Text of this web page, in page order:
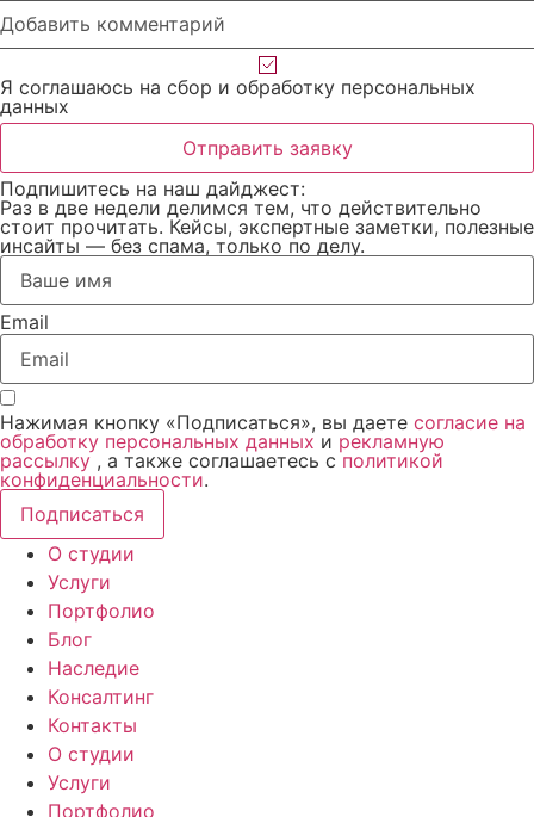
Я соглашаюсь на сбор и обработку персональных
данных
Отправить заявку
Подпишитесь на наш дайджест:
Раз в две недели делимся тем, что действительно
стоит прочитать. Кейсы, экспертные заметки, полезные
инсайты — без спама, только по делу.
Email
Нажимая кнопку «Подписаться», вы даете согласие на
обработку персональных данных и рекламную
рассылку , а также соглашаетесь сполитикой
конфиденциальности.
Подписаться
О студии
Услуги
Портфолио
Блог
Наследие
Консалтинг
Контакты
О студии
Услуги
Портфолио